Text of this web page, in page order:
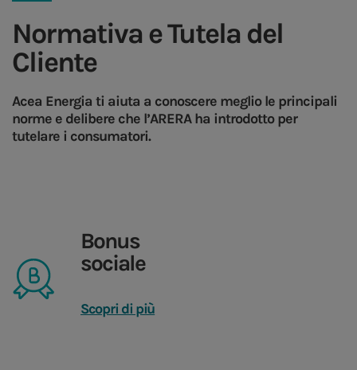
Normativa e Tutela del
Cliente
Acea Energia ti aiuta a conoscere meglio le principali
norme e delibere che l’ARERA ha introdotto per
tutelare i consumatori.
Bonus
sociale
Scopri di più